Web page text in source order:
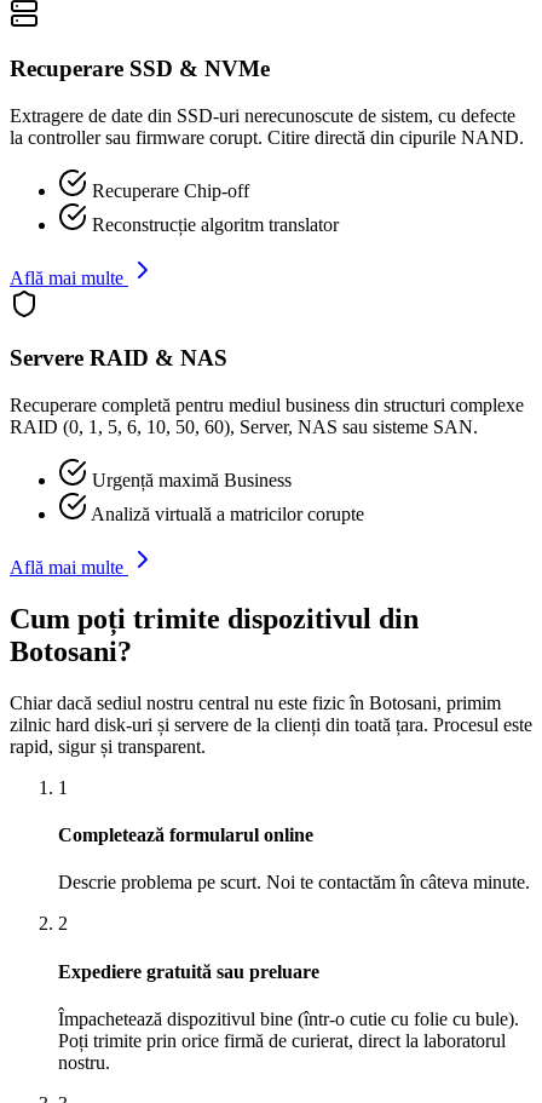
Recuperare SSD & NVMe
Extragere de date din SSD-uri nerecunoscute de sistem, cu defecte
la controller sau firmware corupt. Citire directă din cipurile NAND.
Recuperare Chip-off
Reconstrucție algoritm translator
Află mai multe
Servere RAID & NAS
Recuperare completă pentru mediul business din structuri complexe
RAID (0, 1, 5, 6, 10, 50, 60), Server, NAS sau sisteme SAN.
Urgență maximă Business
Analiză virtuală a matricilor corupte
Află mai multe
Cum poți trimite dispozitivul din
Botosani?
Chiar dacă sediul nostru central nu este fizic în Botosani, primim
zilnic hard disk-uri și servere de la clienți din toată țara. Procesul este
rapid, sigur și transparent.
1
Completează formularul online
Descrie problema pe scurt. Noi te contactăm în câteva minute.
2
Expediere gratuită sau preluare
Împachetează dispozitivul bine (într-o cutie cu folie cu bule).
Poți trimite prin orice firmă de curierat, direct la laboratorul
nostru.